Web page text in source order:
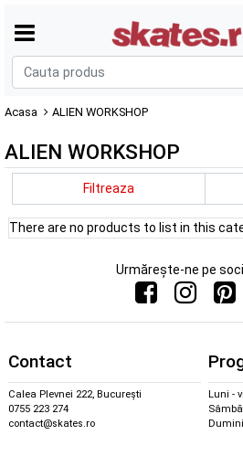
Acasa ALIEN WORKSHOP
ALIEN WORKSHOP
Filtreaza
There are no products to list in this
Urmărește-ne pe
Contact
Calea Plevnei 222, București
0755 223 274
contact@skates.ro
Luni -